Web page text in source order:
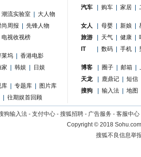
潮流实验室
大人物
尚周报
先锋人物
电视收视榜
莱坞
香港电影
家 韩娱 日娱
库 专题库
图片库
往期娱首回顾
汽车
购车 家居
女人 母婴 新娘
旅游
天气 健康
IT
数码 手机
博客 圈子 邮箱
天龙
鹿鼎记
短信
搜狗
输入法 地图
狗输入法 - 支付中心 - 搜狐招聘 - 广告服务 - 客服中心
Copyright©2018
搜狐不良信息举